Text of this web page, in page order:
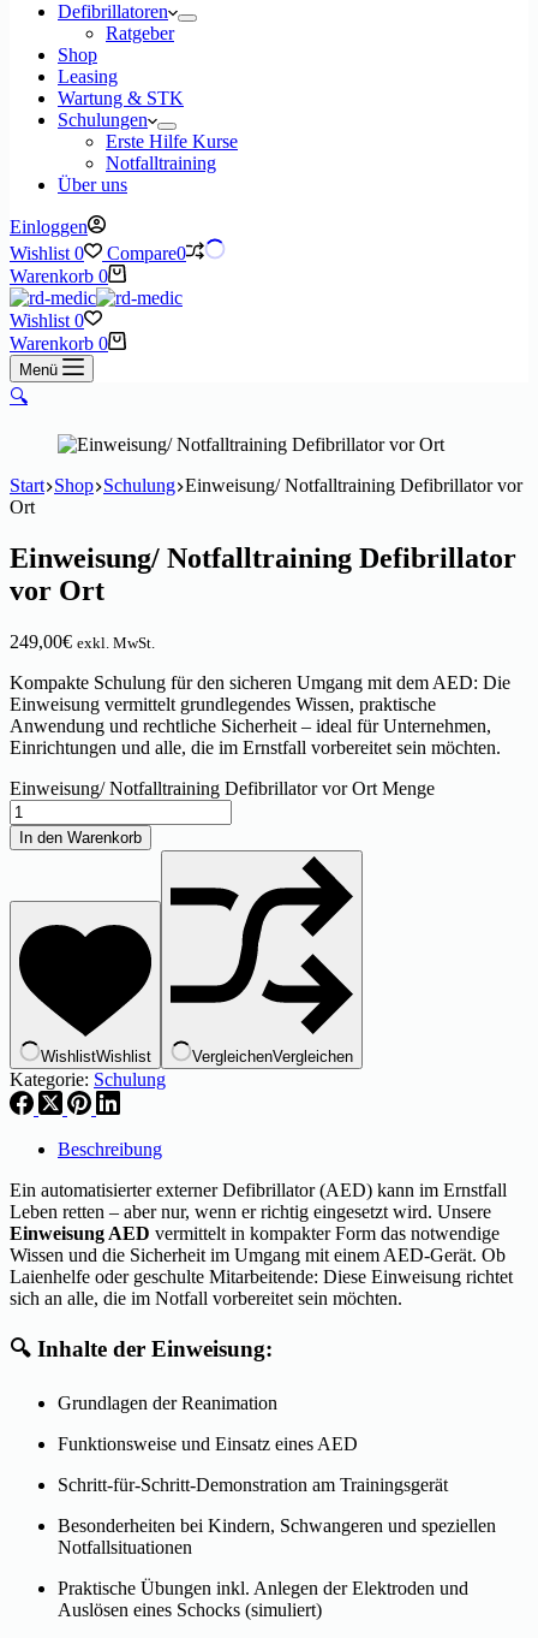
Defibrillatoren
Ratgeber
Shop
Leasing
Wartung & STK
Schulungen
Erste Hilfe Kurse
Notfalltraining
Über uns
Einloggen
Wishlist 0 Compare0
Warenkorb 0
Wishlist 0
Warenkorb 0
Menü
🔍
Start Shop Schulung Einweisung/ Notfalltraining Defibrillator vor
Ort
Einweisung/ Notfalltraining Defibrillator
vor Ort
249,00€ exkl. MwSt.
Kompakte Schulung für den sicheren Umgang mit dem AED: Die
Einweisung vermittelt grundlegendes Wissen, praktische
Anwendung und rechtliche Sicherheit – ideal für Unternehmen,
Einrichtungen und alle, die im Ernstfall vorbereitet sein möchten.
Einweisung/ Notfalltraining Defibrillator vor Ort Menge
In den Warenkorb
WishlistWishlist VergleichenVergleichen
Kategorie: Schulung
Beschreibung
Ein automatisierter externer Defibrillator (AED) kann im Ernstfall
Leben retten – aber nur, wenn er richtig eingesetzt wird. Unsere
Einweisung AED vermittelt in kompakter Form das notwendige
Wissen und die Sicherheit im Umgang mit einem AED-Gerät. Ob
Laienhelfe oder geschulte Mitarbeitende: Diese Einweisung richtet
sich an alle, die im Notfall vorbereitet sein möchten.
🔍 Inhalte der Einweisung:
Grundlagen der Reanimation
Funktionsweise und Einsatz eines AED
Schritt-für-Schritt-Demonstration am Trainingsgerät
Besonderheiten bei Kindern, Schwangeren und speziellen
Notfallsituationen
Praktische Übungen inkl. Anlegen der Elektroden und
Auslösen eines Schocks (simuliert)